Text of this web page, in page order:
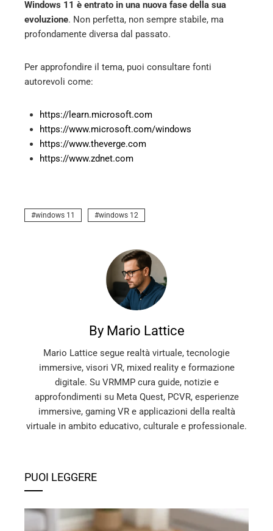
Windows 11 è entrato in una nuova fase della sua
evoluzione. Non perfetta, non sempre stabile, ma
profondamente diversa dal passato.
Per approfondire il tema, puoi consultare fonti
autorevoli come:
https://learn.microsoft.com
https://www.microsoft.com/windows
https://www.theverge.com
https://www.zdnet.com
windows 11 windows 12
By Mario Lattice
Mario Lattice segue realtà virtuale, tecnologie
immersive, visori VR, mixed reality e formazione
digitale. Su VRMMP cura guide, notizie e
approfondimenti su Meta Quest, PCVR, esperienze
immersive, gaming VR e applicazioni della realtà
virtuale in ambito educativo, culturale e professionale.
PUOI LEGGERE